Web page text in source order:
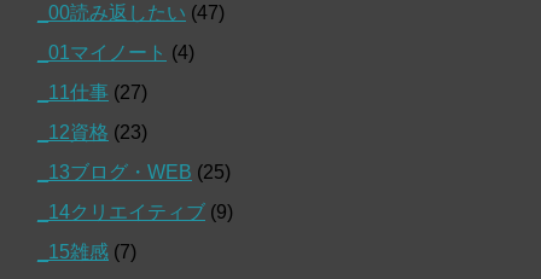
_00読み返したい (47)
_01マイノート (4)
_11仕事 (27)
_12資格 (23)
_13ブログ・WEB (25)
_14クリエイティブ (9)
_15雑感 (7)